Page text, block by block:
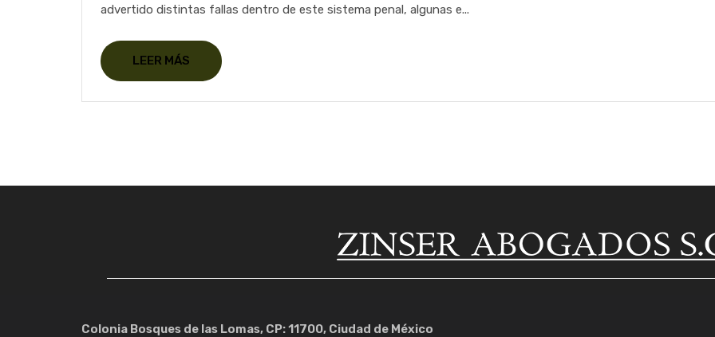
advertido distintas fallas dentro de este sistema penal, algunas e...
LEER MÁS
Colonia Bosques de las Lomas, CP: 11700, Ciudad de México